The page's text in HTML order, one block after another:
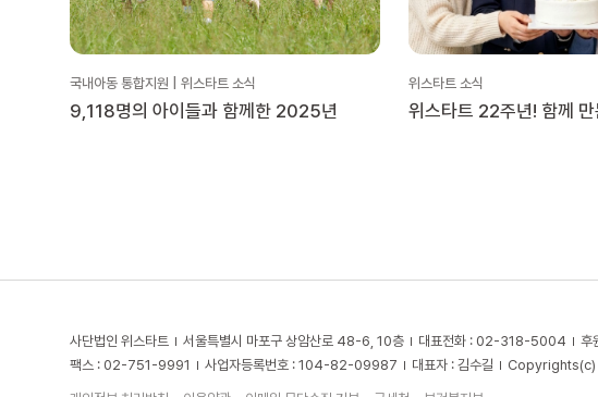
국내아동 통합지원 | 위스타트 소식
9,118명의 아이들과 함께한 2025년
위스타트 소식
위스타트 22주년! 함께
사단법인 위스타트 서울특별시 마포구 상암산로 48-6, 10층 대표전화 : 02-318-5004 후
팩스 : 02-751-9991
사업자등록번호 : 104-82-09987 대표자 : 김수길 Copyrights(c)